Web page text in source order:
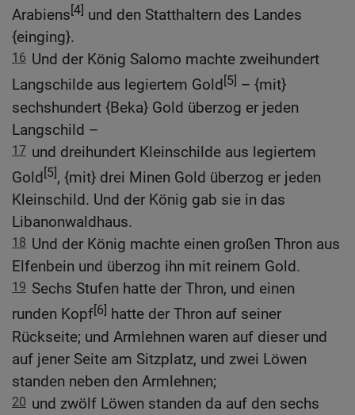
Arabiens[4] und den Statthaltern des Landes
{einging}.
16 Und der König Salomo machte zweihundert
Langschilde aus legiertem Gold[5] – {mit}
sechshundert {Beka} Gold überzog er jeden
Langschild –
17 und dreihundert Kleinschilde aus legiertem
Gold[5], {mit} drei Minen Gold überzog er jeden
Kleinschild. Und der König gab sie in das
Libanonwaldhaus.
18 Und der König machte einen großen Thron aus
Elfenbein und überzog ihn mit reinem Gold.
19 Sechs Stufen hatte der Thron, und einen
runden Kopf[6] hatte der Thron auf seiner
Rückseite; und Armlehnen waren auf dieser und
auf jener Seite am Sitzplatz, und zwei Löwen
standen neben den Armlehnen;
20 und zwölf Löwen standen da auf den sechs